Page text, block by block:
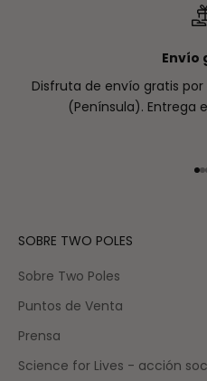
Envío
Disfruta de envío gratis
(Península). Entrega
Ir
SOBRE TWO POLES
Sobre Two Poles
Puntos de Venta
Prensa
Science for Lives - acción